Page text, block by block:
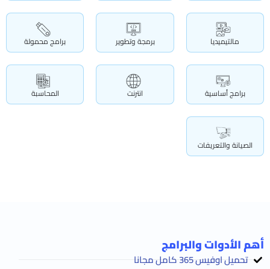
مالتيميديا برمجة وتطوير برامج محمولة
برامج أساسية انترنت المحاسبة
الصيانة والتعريفات
أهم الأدوات والبرامج
تحميل اوفيس 365 كامل مجانا